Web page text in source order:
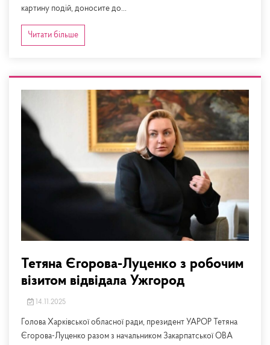
картину подій, доносите до...
Читати більше
Тетяна Єгорова-Луценко з робочим
візитом відвідала Ужгород
14.11.2025
Голова Харківської обласної ради, президент УАРОР Тетяна
Єгорова-Луценко разом з начальником Закарпатської ОВА